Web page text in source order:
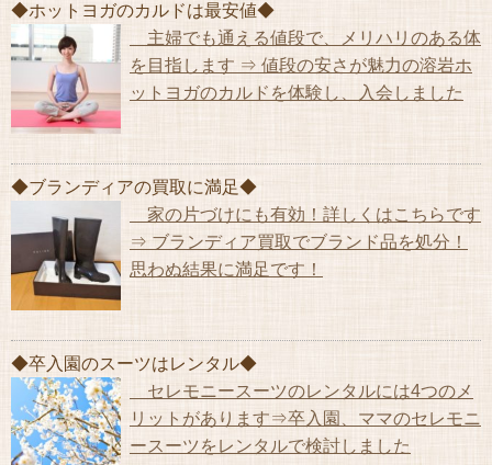
◆ホットヨガのカルドは最安値◆
主婦でも通える値段で、メリハリのある体
を目指します ⇒ 値段の安さが魅力の溶岩ホ
ットヨガのカルドを体験し、入会しました
◆ブランディアの買取に満足◆
家の片づけにも有効！詳しくはこちらです
⇒ ブランディア買取でブランド品を処分！
思わぬ結果に満足です！
◆卒入園のスーツはレンタル◆
セレモニースーツのレンタルには4つのメ
リットがあります⇒卒入園、ママのセレモニ
ースーツをレンタルで検討しました